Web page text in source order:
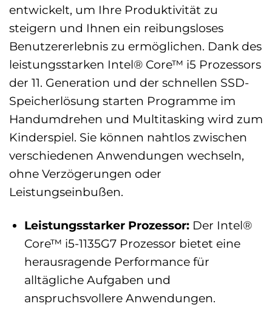
entwickelt, um Ihre Produktivität zu
steigern und Ihnen ein reibungsloses
Benutzererlebnis zu ermöglichen. Dank des
leistungsstarken Intel® Core™ i5 Prozessors
der 11. Generation und der schnellen SSD-
Speicherlösung starten Programme im
Handumdrehen und Multitasking wird zum
Kinderspiel. Sie können nahtlos zwischen
verschiedenen Anwendungen wechseln,
ohne Verzögerungen oder
Leistungseinbußen.
Leistungsstarker Prozessor:Der Intel®
Core™ i5-1135G7 Prozessor bietet eine
herausragende Performance für
alltägliche Aufgaben und
anspruchsvollere Anwendungen.